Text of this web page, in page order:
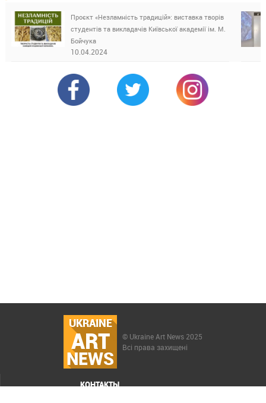
Проєкт «Незламність традицій»: виставка творів
студентів та викладачів Київської академії ім. М.
Бойчука
10.04.2024
UKRAINE
ART
NEWS
© Ukraine Art News 2025
Всі права захищені
КОНТАКТЫ